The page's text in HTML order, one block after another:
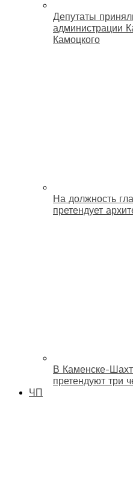
Депутаты
администрации
Камоцкого
На должность
претендует
В Каменске-
претендуют три
ЧП